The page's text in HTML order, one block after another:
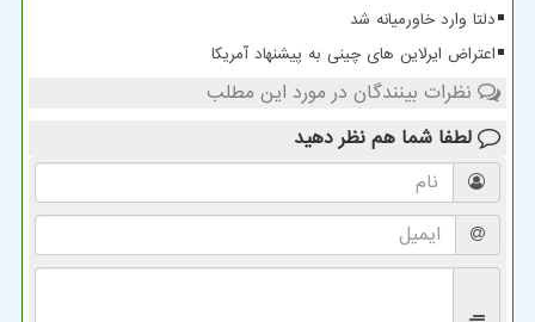
دلتا وارد خاورمیانه شد
اعتراض ایرلاین های چینی به پیشنهاد آمریکا
نظرات بینندگان در مورد این مطلب
لطفا شما هم نظر دهید